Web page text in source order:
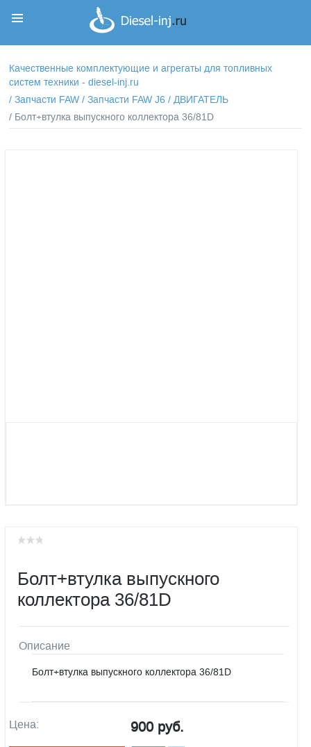
Качественные комплектующие и агрегаты для топливных
систем техники - diesel-inj.ru
/Запчасти FAW /Запчасти FAW J6 /ДВИГАТЕЛЬ
/ Болт+втулка выпускного коллектора 36/81D
Болт+втулка выпускного
коллектора 36/81D
Описание
Болт+втулка выпускного коллектора 36/81D
Цена: 900 руб.